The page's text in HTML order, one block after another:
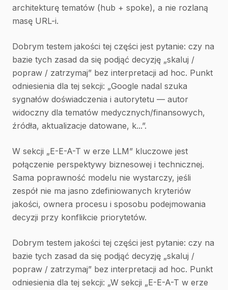
architekturę tematów (hub + spoke), a nie rozlaną
masę URL-i.
Dobrym testem jakości tej części jest pytanie: czy na
bazie tych zasad da się podjąć decyzję „skaluj /
popraw / zatrzymaj” bez interpretacji ad hoc. Punkt
odniesienia dla tej sekcji: „Google nadal szuka
sygnałów doświadczenia i autorytetu — autor
widoczny dla tematów medycznych/finansowych,
źródła, aktualizacje datowane, k...”.
W sekcji „E-E-A-T w erze LLM” kluczowe jest
połączenie perspektywy biznesowej i technicznej.
Sama poprawność modelu nie wystarczy, jeśli
zespół nie ma jasno zdefiniowanych kryteriów
jakości, ownera procesu i sposobu podejmowania
decyzji przy konflikcie priorytetów.
Dobrym testem jakości tej części jest pytanie: czy na
bazie tych zasad da się podjąć decyzję „skaluj /
popraw / zatrzymaj” bez interpretacji ad hoc. Punkt
odniesienia dla tej sekcji: „W sekcji „E-E-A-T w erze